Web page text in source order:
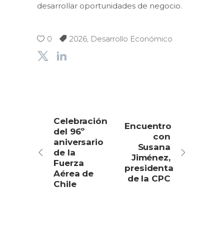
desarrollar oportunidades de negocio.
0 2026 Desarrollo Económico
Celebración
del 96º
aniversario
de la
Fuerza
Aérea de
Chile
Encuentro
con
Susana
Jiménez,
presidenta
de la CPC